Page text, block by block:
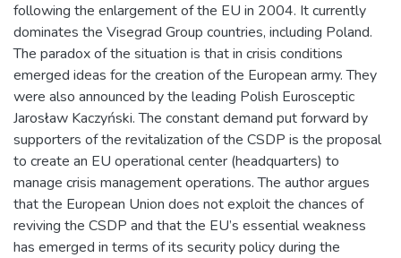
following the enlargement of the EU in 2004. It currently
dominates the Visegrad Group countries, including Poland.
The paradox of the situation is that in crisis conditions
emerged ideas for the creation of the European army. They
were also announced by the leading Polish Eurosceptic
Jarosław Kaczyński. The constant demand put forward by
supporters of the revitalization of the CSDP is the proposal
to create an EU operational center (headquarters) to
manage crisis management operations. The author argues
that the European Union does not exploit the chances of
reviving the CSDP and that the EU’s essential weakness
has emerged in terms of its security policy during the